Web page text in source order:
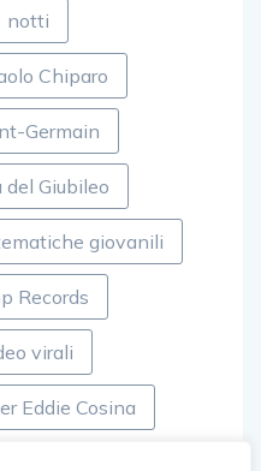
notti
Chiparo
Germain
Giubileo
giovanili
Records
virali
Eddie Cosina